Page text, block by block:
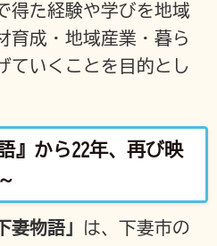
得た経験や学びを地域
育成・地域産業・暮ら
ていくことを目的とし
から22年、再び映
下妻物語」
は、下妻市の